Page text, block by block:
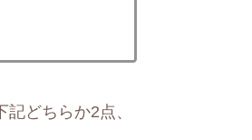
どちらか2点、